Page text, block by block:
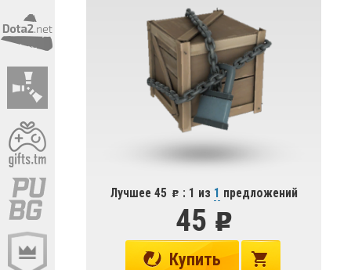
Лучшее 45 : 1 из 1 предложений
45
Купить